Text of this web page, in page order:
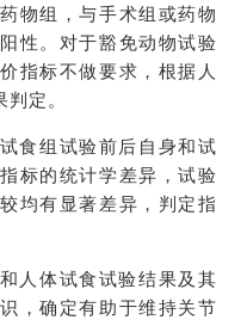
物组，与手术组或药物
性。对于豁免动物试验
指标不做要求，根据人
定。
食组试验前后自身和试
标的统计学差异，试验
均有显著差异，判定指
人体试食试验结果及其
，确定有助于维持关节